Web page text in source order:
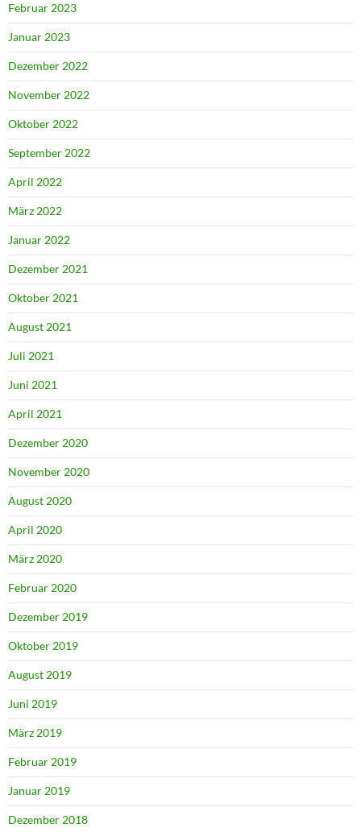
Februar 2023
Januar 2023
Dezember 2022
November 2022
Oktober 2022
September 2022
April 2022
März 2022
Januar 2022
Dezember 2021
Oktober 2021
August 2021
Juli 2021
Juni 2021
April 2021
Dezember 2020
November 2020
August 2020
April 2020
März 2020
Februar 2020
Dezember 2019
Oktober 2019
August 2019
Juni 2019
März 2019
Februar 2019
Januar 2019
Dezember 2018